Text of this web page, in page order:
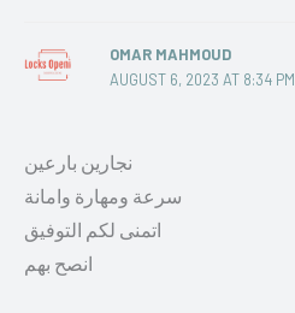
OMAR MAHMOUD
AUGUST 6, 2023 AT 8:34 PM
نجارين بارعين
سرعة ومهارة وامانة
اتمنى لكم التوفيق
انصح بهم